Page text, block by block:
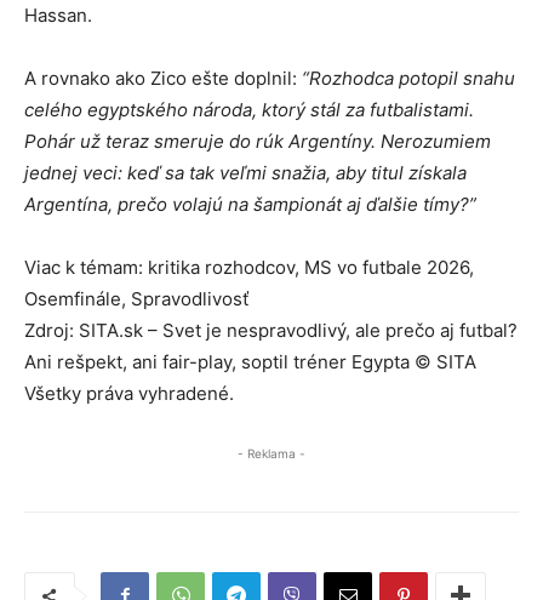
Hassan.
A rovnako ako Zico ešte doplnil: “Rozhodca potopil snahu
celého egyptského národa, ktorý stál za futbalistami.
Pohár už teraz smeruje do rúk Argentíny. Nerozumiem
jednej veci: keď sa tak veľmi snažia, aby titul získala
Argentína, prečo volajú na šampionát aj ďalšie tímy?”
Viac k témam: kritika rozhodcov, MS vo futbale 2026,
Osemfinále, Spravodlivosť
Zdroj: SITA.sk – Svet je nespravodlivý, ale prečo aj futbal?
Ani rešpekt, ani fair-play, soptil tréner Egypta © SITA
Všetky práva vyhradené.
- Reklama -